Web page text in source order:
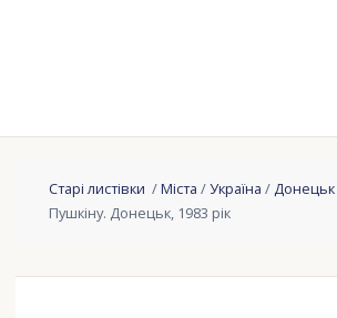
Старі листівки /Міста /Україна /Донецьк
Пушкіну. Донецьк, 1983 рік